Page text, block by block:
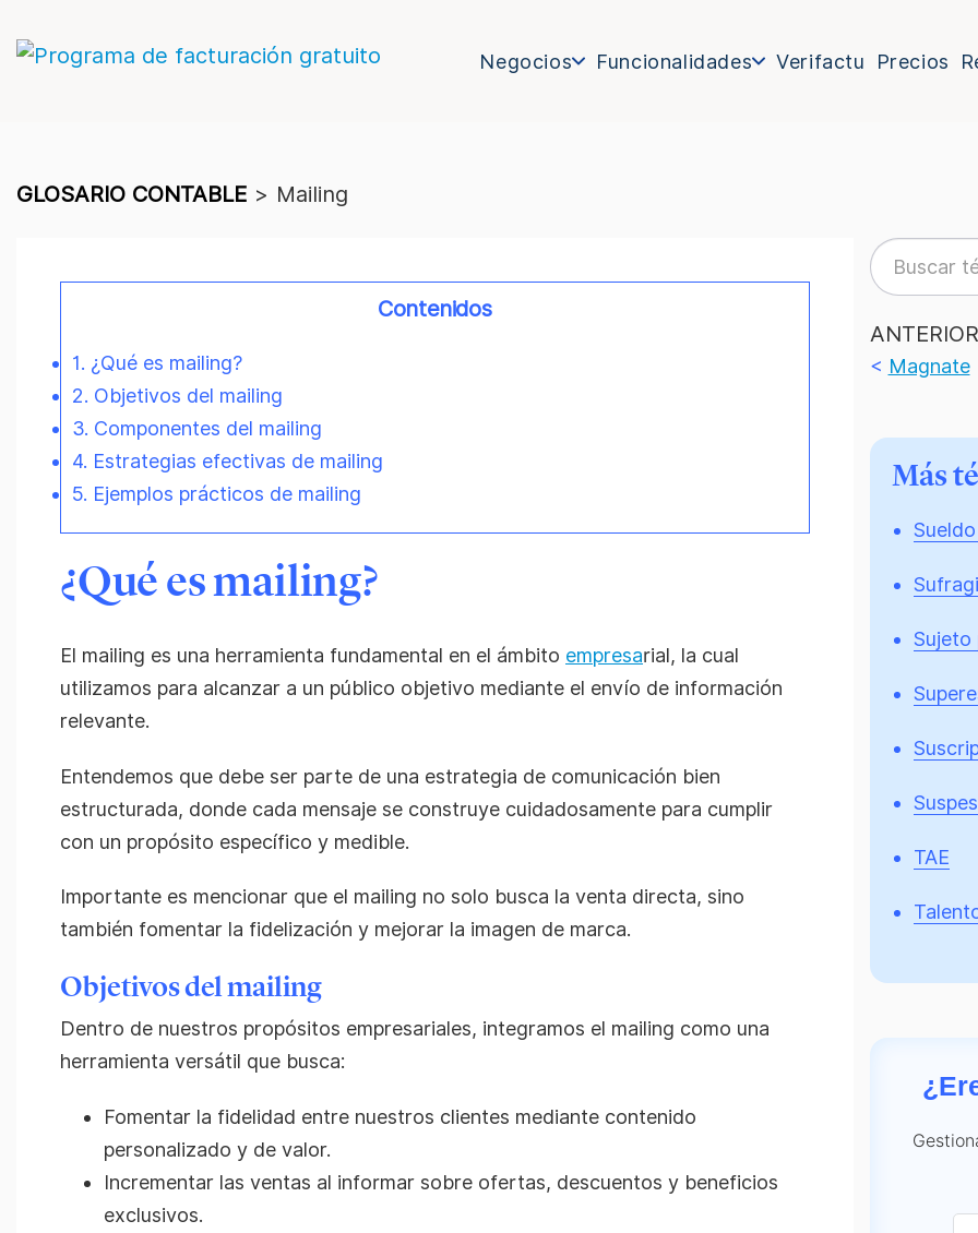
Negocios Funcionalidades Verifactu Precios
GLOSARIO CONTABLE > Mailing
Contenidos
1. ¿Qué es mailing?
2. Objetivos del mailing
3. Componentes del mailing
4. Estrategias efectivas de mailing
5. Ejemplos prácticos de mailing
¿Qué es mailing?
El mailing es una herramienta fundamental en el ámbito empresarial, la cual
utilizamos para alcanzar a un público objetivo mediante el envío de información
relevante.
Entendemos que debe ser parte de una estrategia de comunicación bien
estructurada, donde cada mensaje se construye cuidadosamente para cumplir
con un propósito específico y medible.
Importante es mencionar que el mailing no solo busca la venta directa, sino
también fomentar la fidelización y mejorar la imagen de marca.
Objetivos del mailing
Dentro de nuestros propósitos empresariales, integramos el mailing como una
herramienta versátil que busca:
Fomentar la fidelidad entre nuestros clientes mediante contenido
personalizado y de valor.
Incrementar las ventas al informar sobre ofertas, descuentos y beneficios
exclusivos.
ANTERIOR
< Magnate
Más
Sujeto
TAE